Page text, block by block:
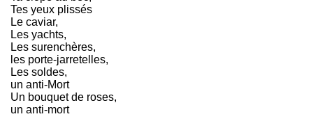
Tes yeux plissés
Le caviar,
Les yachts,
Les surenchères,
les porte-jarretelles,
Les soldes,
un anti-Mort
Un bouquet de roses,
un anti-mort